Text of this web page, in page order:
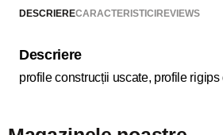
DESCRIERECARACTERISTICIREVIEWS
Descriere
profile construcții uscate, profile